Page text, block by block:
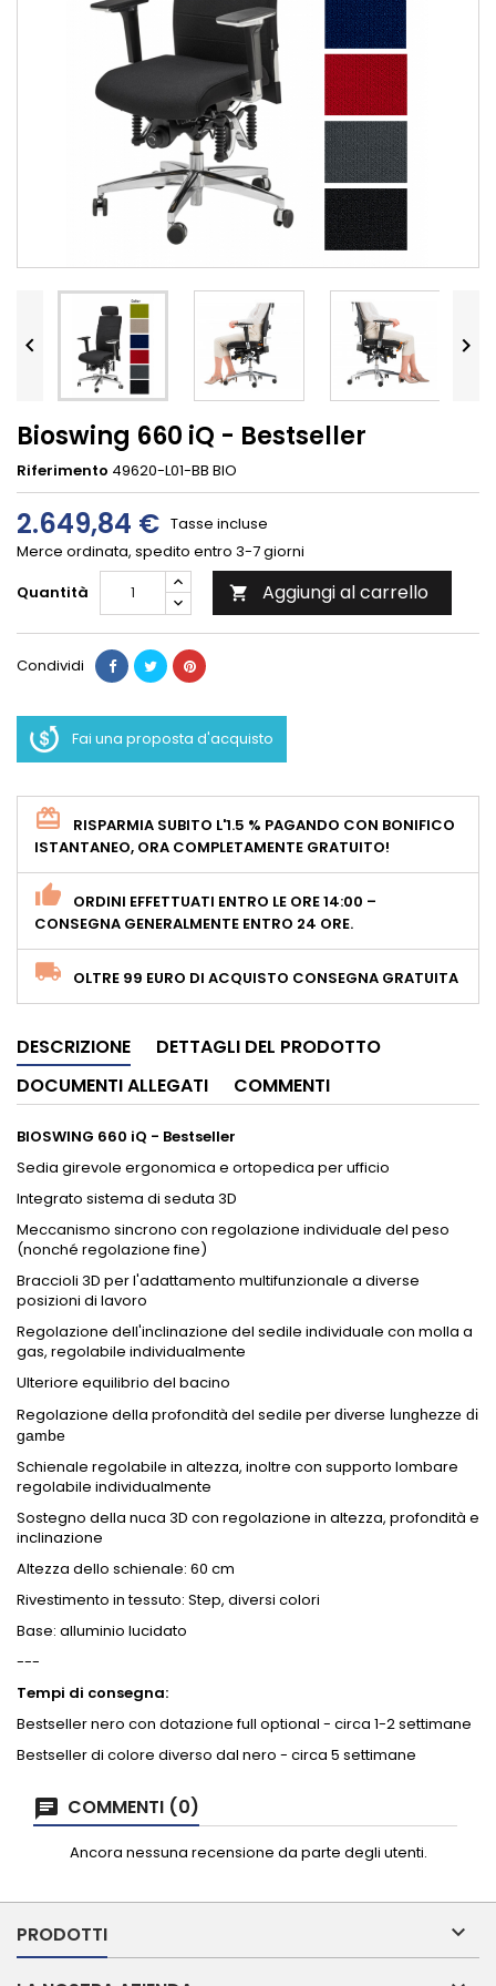
 
Bioswing 660 iQ - Bestseller
Riferimento 49620-L01-BB BIO
2.649,84 € Tasse incluse
Merce ordinata, spedito entro 3-7 giorni
Quantità
 Aggiungi al carrello
Condividi
Fai una proposta d'acquisto
RISPARMIA SUBITO L'1.5 % PAGANDO CON BONIFICO
ISTANTANEO, ORA COMPLETAMENTE GRATUITO!
ORDINI EFFETTUATI ENTRO LE ORE 14:00 –
CONSEGNA GENERALMENTE ENTRO 24 ORE.
OLTRE 99 EURO DI ACQUISTO CONSEGNA GRATUITA
DESCRIZIONE
DETTAGLI DEL PRODOTTO
DOCUMENTI ALLEGATI
COMMENTI
BIOSWING 660 iQ - Bestseller
Sedia girevole ergonomica e ortopedica per ufficio
Integrato sistema di seduta 3D
Meccanismo sincrono con regolazione individuale del peso
(nonché regolazione fine)
Braccioli 3D per l'adattamento multifunzionale a diverse
posizioni di lavoro
Regolazione dell'inclinazione del sedile individuale con molla a
gas, regolabile individualmente
Ulteriore equilibrio del bacino
Regolazione della profondità del sedile perdiverse lunghezze di
gambe
Schienale regolabile in altezza, inoltre con supporto lombare
regolabile individualmente
Sostegno della nuca 3D con regolazione in altezza, profondità e
inclinazione
Altezza dello schienale: 60 cm
Rivestimento in tessuto: Step, diversi colori
Base: alluminio lucidato
---
Tempi di consegna:
Bestseller nero con dotazione full optional - circa 1-2 settimane
Bestseller di colore diverso dal nero - circa 5 settimane
COMMENTI (0)
Ancora nessuna recensione da parte degli utenti.
PRODOTTI 